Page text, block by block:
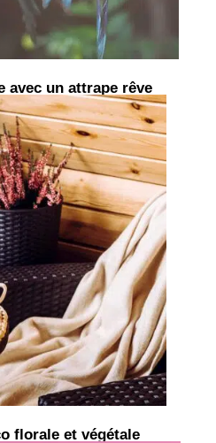
avec un attrape rêve
florale et végétale